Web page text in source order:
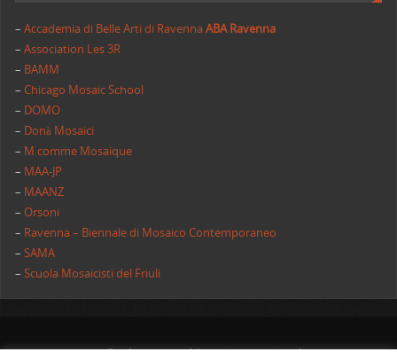
– Accademia di Belle Arti di RavennaABA Ravenna
–Association Les 3R
– BAMM
–Chicago Mosaic School
– DOMO
– Donà Mosaici
– M comme Mosaique
– MAA-JP
– MAANZ
–Orsoni
– Ravenna – Biennale di Mosaico Contemporaneo
–SAMA
–Scuola Mosaicisti del Friuli